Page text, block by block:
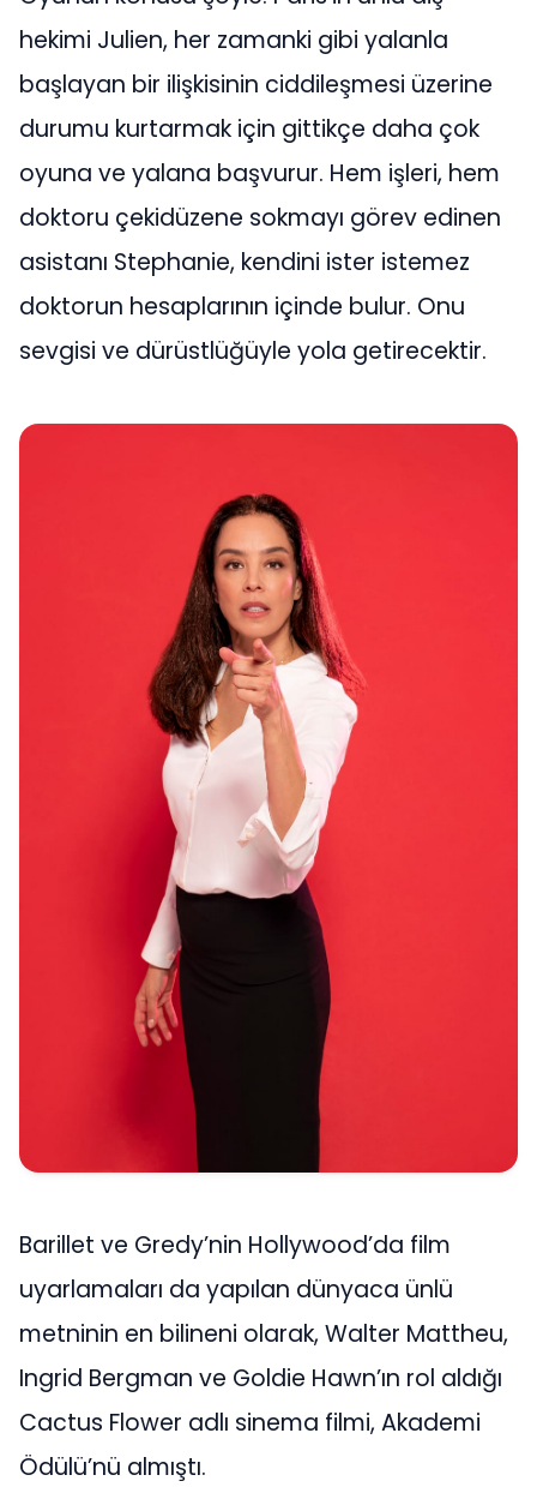
hekimi Julien, her zamanki gibi yalanla
başlayan bir ilişkisinin ciddileşmesi üzerine
durumu kurtarmak için gittikçe daha çok
oyuna ve yalana başvurur. Hem işleri, hem
doktoru çekidüzene sokmayı görev edinen
asistanı Stephanie, kendini ister istemez
doktorun hesaplarının içinde bulur. Onu
sevgisi ve dürüstlüğüyle yola getirecektir.
Barillet ve Gredy’nin Hollywood’da film
uyarlamaları da yapılan dünyaca ünlü
metninin en bilineni olarak, Walter Mattheu,
Ingrid Bergman ve Goldie Hawn’ın rol aldığı
Cactus Flower adlı sinema filmi, Akademi
Ödülü’nü almıştı.